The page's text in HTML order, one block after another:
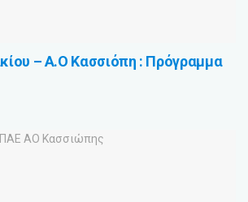
– Α.Ο Κασσιόπη : Πρόγραμμα